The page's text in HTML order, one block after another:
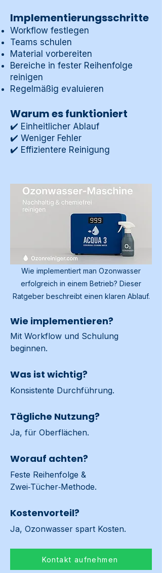
Implementierungsschritte
Workflow festlegen
Teams schulen
Material vorbereiten
Bereiche in fester Reihenfolge
reinigen
Regelmäßig evaluieren
Warum es funktioniert
✔️ Einheitlicher Ablauf
✔️ Weniger Fehler
✔️ Effizientere Reinigung
Wie implementiert man Ozonwasser
erfolgreich in einem Betrieb? Dieser
Ratgeber beschreibt einen klaren Ablauf.
Wie implementieren?
Mit Workflow und Schulung
beginnen.
Was ist wichtig?
Konsistente Durchführung.
Tägliche Nutzung?
Ja, für Oberflächen.
Worauf achten?
Feste Reihenfolge &
Zwei‑Tücher‑Methode.
Kostenvorteil?
Ja, Ozonwasser spart Kosten.
Kontakt aufnehmen